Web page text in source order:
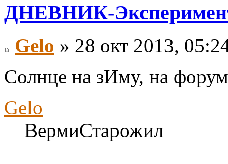
ДНЕВНИК-
Gelo » 28 окт 2013,
Солнце на зИму, на
Gelo
ВермиСтарожил